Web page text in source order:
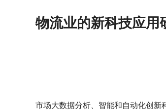
物流业的新科技应用
市场大数据分析、智能和自动化创新